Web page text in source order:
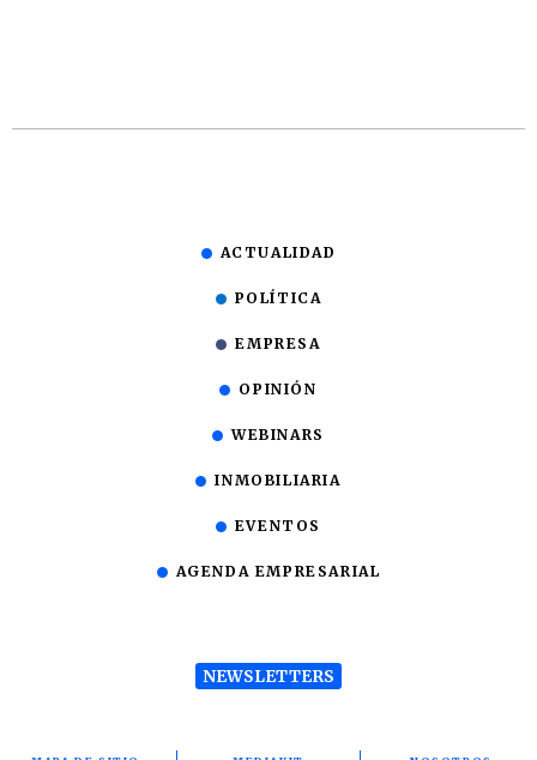
ACTUALIDAD
POLÍTICA
EMPRESA
OPINIÓN
WEBINARS
INMOBILIARIA
EVENTOS
AGENDA EMPRESARIAL
NEWSLETTERS